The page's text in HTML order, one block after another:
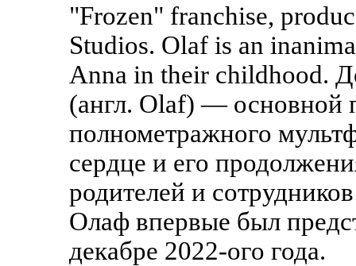
"Frozen" franchise,
Studios. Olaf is an
Anna in their childhood.
(англ. Olaf) — основной
полнометражного
сердце и его
родителей и
Олаф впервые был
декабре 2022-ого года.